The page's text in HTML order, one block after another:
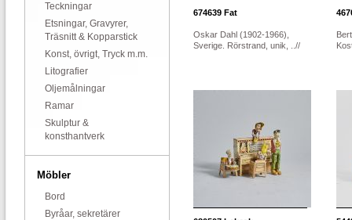
Teckningar
Etsningar, Gravyrer,
Träsnitt & Kopparstick
Konst, övrigt, Tryck m.m.
Litografier
Oljemålningar
Ramar
Skulptur &
konsthantverk
Möbler
Bord
Byråar, sekretärer
674639 Fat
Oskar Dahl (1902-1966),
Sverige. Rörstrand, unik, ..//